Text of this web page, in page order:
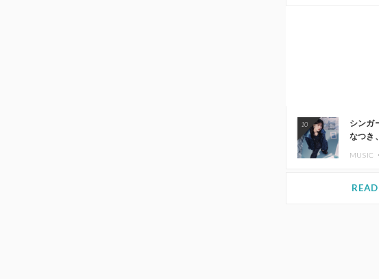
10
シンガ
なつき
MUSIC